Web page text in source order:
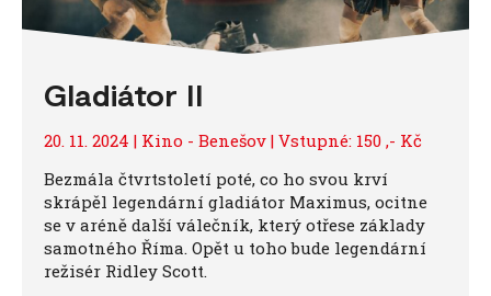
Gladiátor II
20. 11. 2024 | Kino - Benešov | Vstupné: 150 ,- Kč
Bezmála čtvrtstoletí poté, co ho svou krví
skrápěl legendární gladiátor Maximus, ocitne
se v aréně další válečník, který otřese základy
samotného Říma. Opět u toho bude legendární
režisér Ridley Scott.